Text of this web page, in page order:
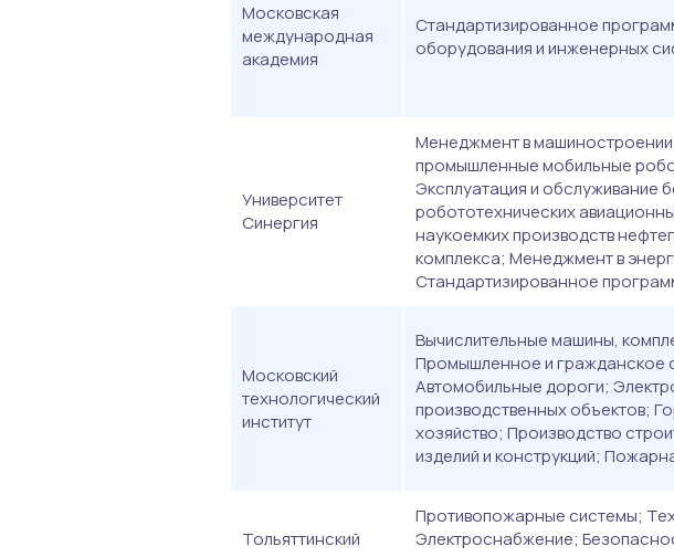
Московская
международная
академия
Стандартизированное
оборудования и инженерных
Университет
Синергия
Менеджмент в
промышленные мобильные
Эксплуатация и обслуживание
робототехнических
наукоемких производств
комплекса; Менеджмент в
Стандартизированное
Московский
технологический
институт
Вычислительные машины,
Промышленное и гражданское
Автомобильные дороги;
производственных объектов;
хозяйство; Производство
изделий и конструкций;
Тольяттинский
Противопожарные системы;
Электроснабжение;